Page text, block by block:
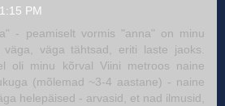
PM
- peamiselt vormis "anna" on minu
väga, väga tähtsad, eriti laste jaoks.
oli minu kõrval Viini metroos naine
(mõlemad ~3-4 aastane) - naine
helepäised - arvasid, et nad ilmusid,